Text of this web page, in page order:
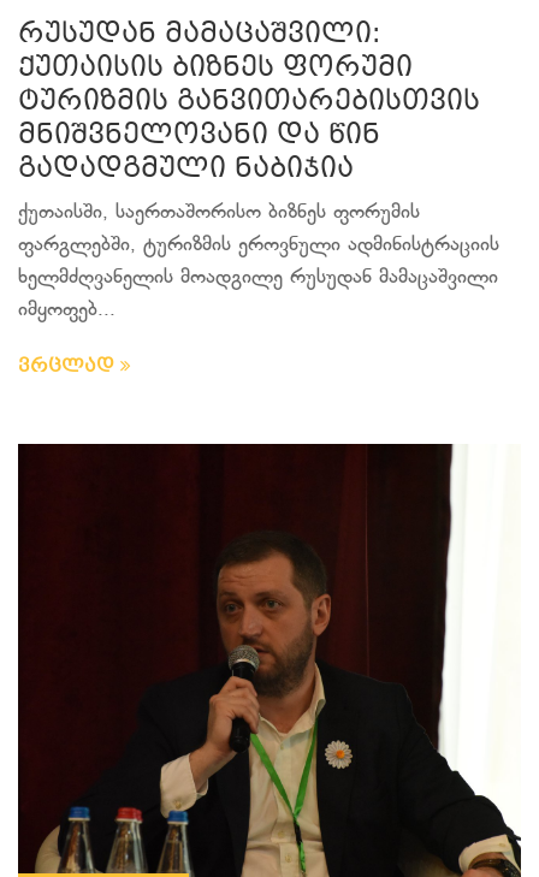
რუსუდან მამაცაშვილი:
ქუთაისის ბიზნეს ფორუმი
ტურიზმის განვითარებისთვის
მნიშვნელოვანი და წინ
გადადგმული ნაბიჯია
ქუთაისში, საერთაშორისო ბიზნეს ფორუმის
ფარგლებში, ტურიზმის ეროვნული ადმინისტრაციის
ხელმძღვანელის მოადგილე რუსუდან მამაცაშვილი
იმყოფებ...
ვრცლად